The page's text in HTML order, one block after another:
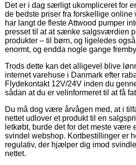
Det er i dag særligt ukompliceret for
de bedste priser fra forskellige online
har langt de fleste Attwood pumper
presset til at at sænke salgsværdien
produkter – til børn, og ligeledes
enormt, og endda nogle gange
Trods dette kan det alligevel blive
internet varehuse i Danmark efter
Flydekontakt 12V/24V inden du
sådan at du er velinformeret til at få
Du må dog være årvågen med, at i
nettet udlover et produkt til en
letkøbt, burde det for det meste være
svindel webshop. Kortbestillinger er
regulativ, der hjælper dig imod
nettet.